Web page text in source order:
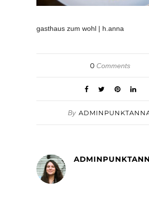
gasthaus zum wohl | h.anna
0 Comments
By